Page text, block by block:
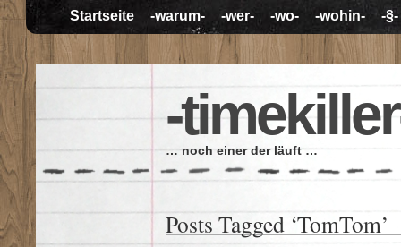
Startseite -warum- -wer- -wo- -wohin- -§-
-
… noch einer der läuft …
Posts Tagged ‘TomTom’